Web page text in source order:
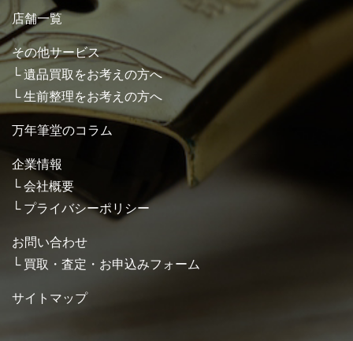
店舗一覧
その他サービス
遺品買取をお考えの方へ
生前整理をお考えの方へ
万年筆堂のコラム
企業情報
会社概要
プライバシーポリシー
お問い合わせ
買取・査定・お申込みフォーム
サイトマップ